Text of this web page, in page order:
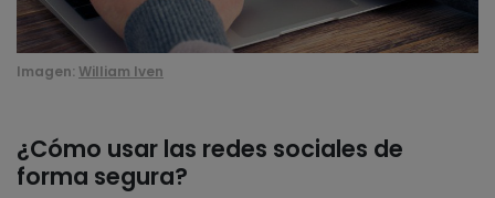
Imagen: William Iven
¿Cómo usar las redes sociales de
forma segura?